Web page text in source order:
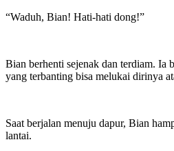
“Waduh, Bian! Hati-hati dong!”
Bian berhenti sejenak dan terdiam. Ia
yang terbanting bisa melukai dirinya
Saat berjalan menuju dapur, Bian
lantai.